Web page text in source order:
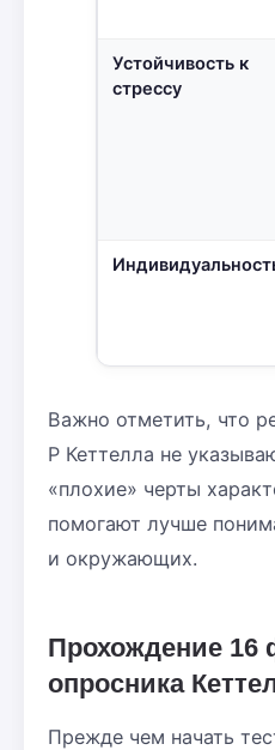
Устойчивость к
стрессу
Важно отметить, что
Р Кеттелла не
«плохие» черты
помогают лучше
и окружающих.
Прохождение 16
опросника
Прежде чем начать